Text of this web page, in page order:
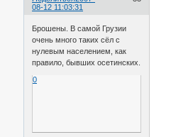
08-12 11:03:31
Брошены. В самой Грузии
очень много таких сёл с
нулевым населением, как
правило, бывших осетинских.
0